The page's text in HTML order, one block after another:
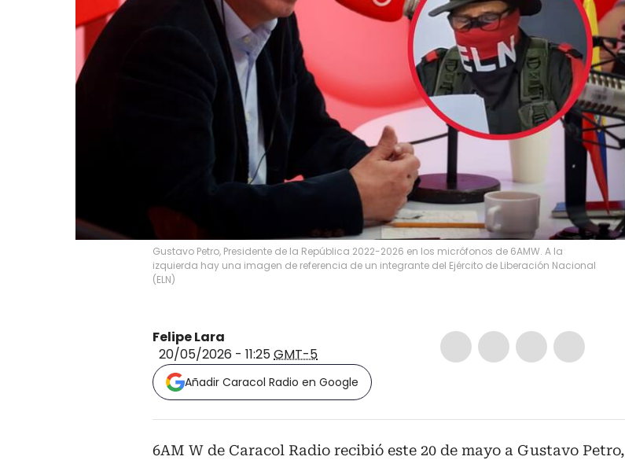
Gustavo Petro, Presidente de la República 2022-2026 en los micrófonos de 6AMW. A la
izquierda hay una imagen de referencia de un integrante del Ejército de Liberación Nacional
(ELN)
Felipe Lara
20/05/2026 - 11:25GMT-5
Añadir Caracol Radio en Google
6AM W de Caracol Radio recibió este 20 de mayo a Gustavo Petro,